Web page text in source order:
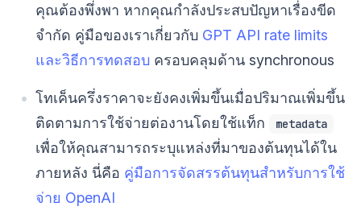
คุณต้องพึ่งพา หากคุณกำลังประสบปัญหาเรื่องขีด
จำกัด คู่มือของเราเกี่ยวกับ GPT API rate limits
และวิธีการทดสอบ ครอบคลุมด้าน synchronous
โทเค็นครึ่งราคาจะยังคงเพิ่มขึ้นเมื่อปริมาณเพิ่มขึ้น
ติดตามการใช้จ่ายต่องานโดยใช้แท็ก
metadata
เพื่อให้คุณสามารถระบุแหล่งที่มาของต้นทุนได้ใน
ภายหลัง นี่คือ คู่มือการจัดสรรต้นทุนสำหรับการใช้
จ่าย OpenAI